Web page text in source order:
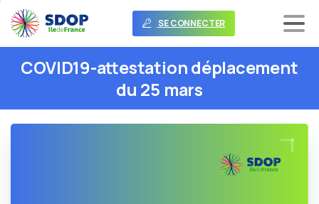
SE CONNECTER
COVID19-attestationdéplacement
du 25 mars